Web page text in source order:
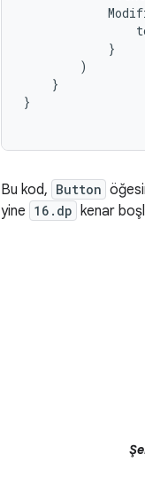
}
)
}
}
Bu kod, Button
yine 16.dp kenar